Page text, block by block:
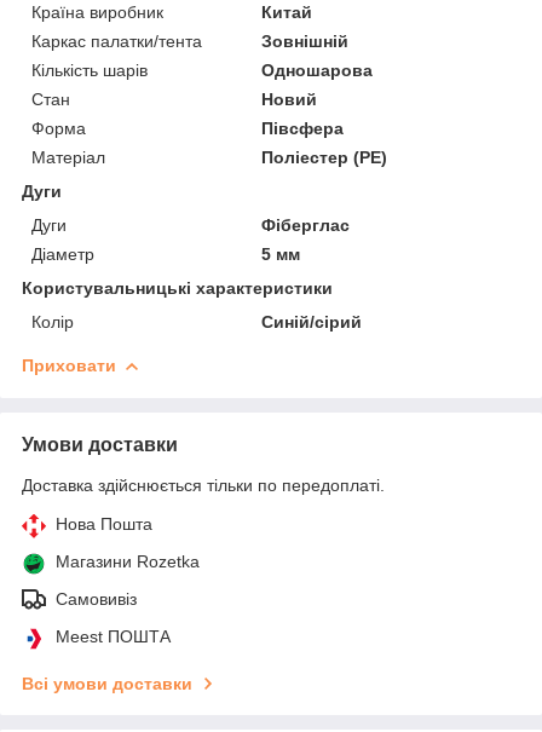
Країна виробник
Китай
Каркас палатки/тента
Зовнішній
Кількість шарів
Одношарова
Стан
Новий
Форма
Півсфера
Матеріал
Поліестер (PE)
Дуги
Дуги
Фіберглас
Діаметр
5 мм
Користувальницькі характеристики
Колір
Синій/сірий
Приховати
Умови доставки
Доставка здійснюється тільки по передоплаті.
Нова Пошта
Магазини Rozetka
Самовивіз
Meest ПОШТА
Всі умови доставки